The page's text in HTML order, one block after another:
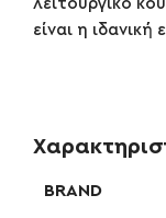
λειτουργικό
είναι η ιδανική
BRAND